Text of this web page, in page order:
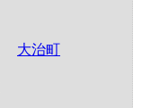
大治町